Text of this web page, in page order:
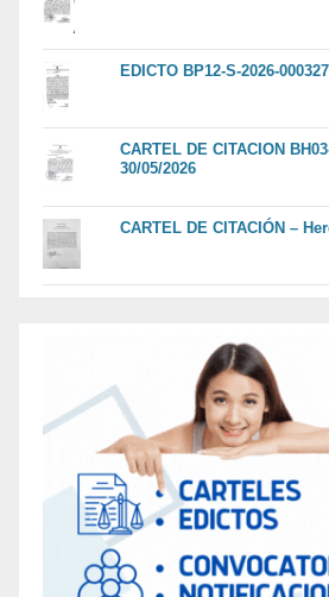
EDICTO BP12-S-2026-000327
CARTEL DE CITACION
30/05/2026
CARTEL DE CITACIÓN –